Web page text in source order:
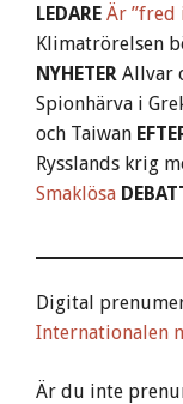
LEDARE Är ”fred
Klimatrörelsen
NYHETER Allvar
Spionhärva i
och Taiwan
Rysslands krig
Smaklösa
Digital
Internationalen
Är du inte